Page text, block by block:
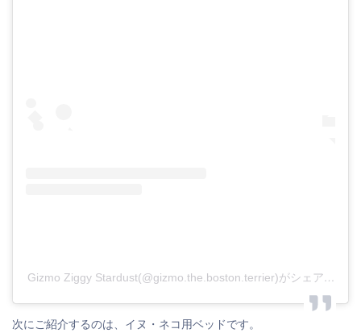
Gizmo Ziggy Stardust(@gizmo.the.boston.terrier)がシェアした投稿
次にご紹介するのは、イヌ・ネコ用ベッドです。